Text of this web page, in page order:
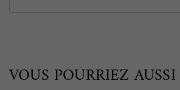
VOUS POURRIEZ